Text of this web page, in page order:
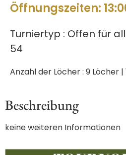
Öffnungszeiten:
Turniertyp : Offen für
54
Anzahl der Löcher : 9 Löcher |
Beschreibung
keine weiteren Informationen